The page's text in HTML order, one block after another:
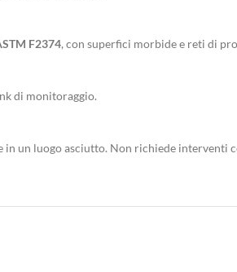
F2374, con superfici morbide e reti di
di monitoraggio.
in un luogo asciutto. Non richiede interventi